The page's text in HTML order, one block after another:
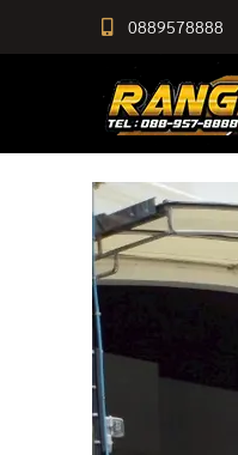
0889578888